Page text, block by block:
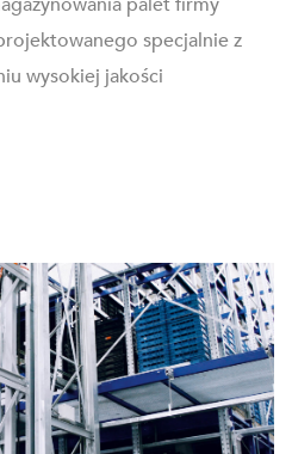
Allow all
specjalnie z
wysokiej jakości